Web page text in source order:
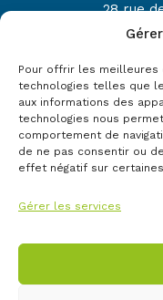
Pour offrir les meilleures
technologies telles que
aux informations des
technologies nous
comportement de
de ne pas consentir ou
effet négatif sur
Gérer les services
28 rue
Mail :
Le GIST
©Copyright